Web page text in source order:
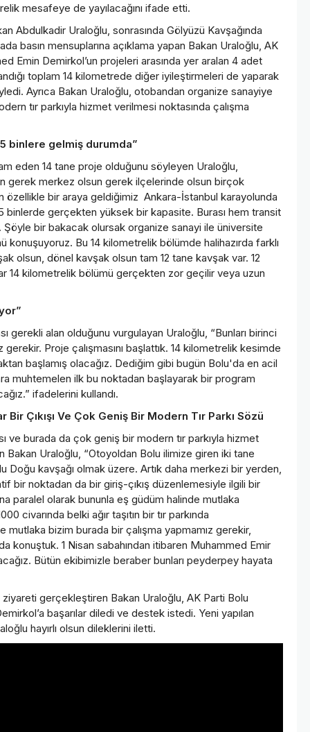
mesafeye de yayılacağını ifade etti.
Abdulkadir Uraloğlu, sonrasında Gölyüzü Kavşağında
basın mensuplarına açıklama yapan Bakan Uraloğlu, AK
Emin Demirkol’un projeleri arasında yer aralan 4 adet
toplam 14 kilometrede diğer iyileştirmeleri de yaparak
Ayrıca Bakan Uraloğlu, otobandan organize sanayiye
tır parkıyla hizmet verilmesi noktasında çalışma
binlere gelmiş durumda”
eden 14 tane proje olduğunu söyleyen Uraloğlu,
gerek merkez olsun gerek ilçelerinde olsun birçok
özellikle bir araya geldiğimiz Ankara-İstanbul karayolunda
gerçekten yüksek bir kapasite. Burası hem transit
Şöyle bir bakacak olursak organize sanayi ile üniversite
konuşuyoruz. Bu 14 kilometrelik bölümde halihazırda farklı
olsun, dönel kavşak olsun tam 12 tane kavşak var. 12
14 kilometrelik bölümü gerçekten zor geçilir veya uzun
gerekli alan olduğunu vurgulayan Uraloğlu, “Bunları birinci
Proje çalışmasını başlattık. 14 kilometrelik kesimde
başlamış olacağız. Dediğim gibi bugün Bolu'da en acil
muhtemelen ilk bu noktadan başlayarak bir program
ifadelerini kullandı.
Çıkışı Ve Çok Geniş Bir Modern Tır Parkı Sözü
ve burada da çok geniş bir modern tır parkıyla hizmet
Bakan Uraloğlu, “Otoyoldan Bolu ilimize giren iki tane
Doğu kavşağı olmak üzere. Artık daha merkezi bir yerden,
bir noktadan da bir giriş-çıkış düzenlemesiyle ilgili bir
paralel olarak bununla eş güdüm halinde mutlaka
civarında belki ağır taşıtın bir tır parkında
mutlaka bizim burada bir çalışma yapmamız gerekir,
konuştuk. 1 Nisan sabahından itibaren Muhammed Emir
Bütün ekibimizle beraber bunları peyderpey hayata
ziyareti gerçekleştiren Bakan Uraloğlu, AK Parti Bolu
başarılar diledi ve destek istedi. Yeni yapılan
hayırlı olsun dileklerini iletti.